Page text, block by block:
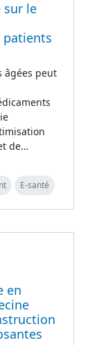
sur le
patients
âgées peut
de…
E-santé
en